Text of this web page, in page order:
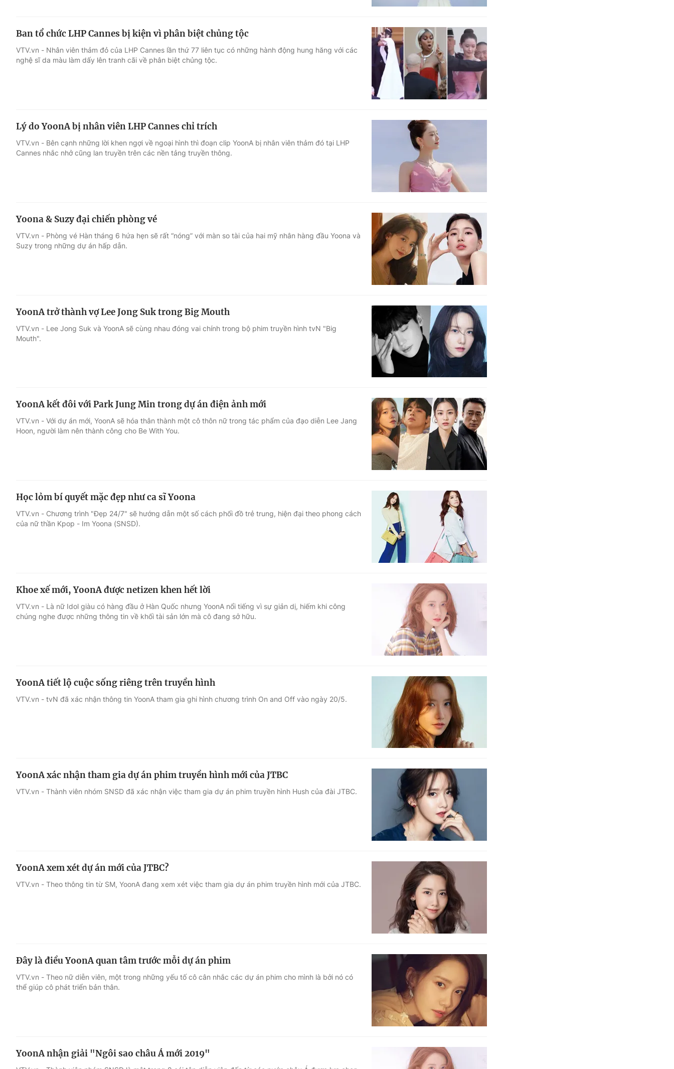
Ban tổ chức LHP Cannes bị kiện vì phân biệt chủng tộc
VTV.vn - Nhân viên thảm đỏ của LHP Cannes lần thứ 77 liên tục có những hành động hung hăng với các
nghệ sĩ da màu làm dấy lên tranh cãi về phân biệt chủng tộc.
Lý do YoonA bị nhân viên LHP Cannes chỉ trích
VTV.vn - Bên cạnh những lời khen ngợi về ngoại hình thì đoạn clip YoonA bị nhân viên thảm đó tại LHP
Cannes nhắc nhở cũng lan truyền trên các nền tảng truyền thông.
Yoona & Suzy đại chiến phòng vé
VTV.vn - Phòng vé Hàn tháng 6 hứa hẹn sẽ rất “nóng” với màn so tài của hai mỹ nhân hàng đầu Yoona và
Suzy trong những dự án hấp dẫn.
YoonA trở thành vợ Lee Jong Suk trong Big Mouth
VTV.vn - Lee Jong Suk và YoonA sẽ cùng nhau đóng vai chính trong bộ phim truyền hình tvN "Big
Mouth".
YoonA kết đôi với Park Jung Min trong dự án điện ảnh mới
VTV.vn - Với dự án mới, YoonA sẽ hóa thân thành một cô thôn nữ trong tác phẩm của đạo diễn Lee Jang
Hoon, người làm nên thành công cho Be With You.
Học lỏm bí quyết mặc đẹp như ca sĩ Yoona
VTV.vn - Chương trình "Đẹp 24/7" sẽ hướng dẫn một số cách phối đồ trẻ trung, hiện đại theo phong cách
của nữ thần Kpop - Im Yoona (SNSD).
Khoe xế mới, YoonA được netizen khen hết lời
VTV.vn - Là nữ Idol giàu có hàng đầu ở Hàn Quốc nhưng YoonA nổi tiếng vì sự giản dị, hiếm khi công
chúng nghe được những thông tin về khối tài sản lớn mà cô đang sở hữu.
YoonA tiết lộ cuộc sống riêng trên truyền hình
VTV.vn - tvN đã xác nhận thông tin YoonA tham gia ghi hình chương trình On and Off vào ngày 20/5.
YoonA xác nhận tham gia dự án phim truyền hình mới của JTBC
VTV.vn - Thành viên nhóm SNSD đã xác nhận việc tham gia dự án phim truyền hình Hush của đài JTBC.
YoonA xem xét dự án mới của JTBC?
VTV.vn - Theo thông tin từ SM, YoonA đang xem xét việc tham gia dự án phim truyền hình mới của JTBC.
Đây là điều YoonA quan tâm trước mỗi dự án phim
VTV.vn - Theo nữ diễn viên, một trong những yếu tố cô cân nhắc các dự án phim cho mình là bởi nó có
thể giúp cô phát triển bản thân.
YoonA nhận giải "Ngôi sao châu Á mới 2019"